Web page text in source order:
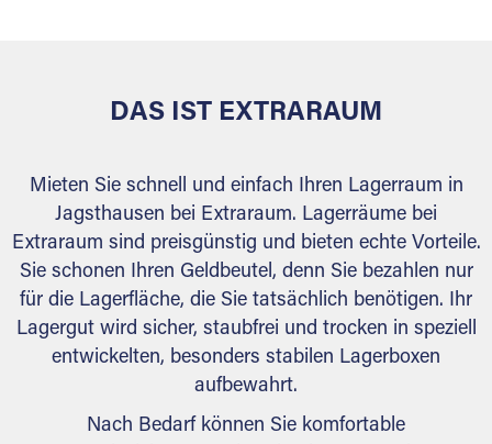
DAS IST EXTRARAUM
Mieten Sie schnell und einfach Ihren Lagerraum in
Jagsthausen bei Extraraum. Lagerräume bei
Extraraum sind preisgünstig und bieten echte Vorteile.
Sie schonen Ihren Geldbeutel, denn Sie bezahlen nur
für die Lagerfläche, die Sie tatsächlich benötigen. Ihr
Lagergut wird sicher, staubfrei und trocken in speziell
entwickelten, besonders stabilen Lagerboxen
aufbewahrt.
Nach Bedarf können Sie komfortable